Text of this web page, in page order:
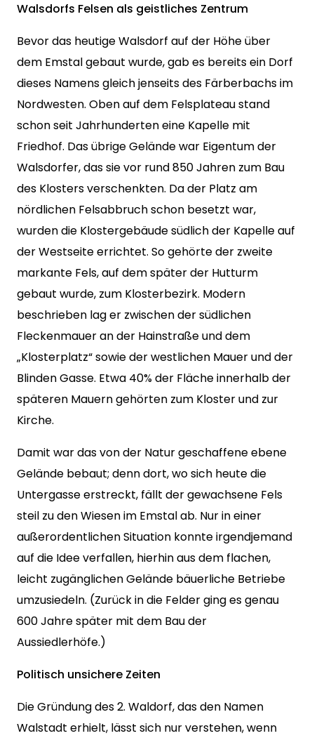
Walsdorfs Felsen als geistliches Zentrum
Bevor das heutige Walsdorf auf der Höhe über
dem Emstal gebaut wurde, gab es bereits ein Dorf
dieses Namens gleich jenseits des Färberbachs im
Nordwesten. Oben auf dem Felsplateau stand
schon seit Jahrhunderten eine Kapelle mit
Friedhof. Das übrige Gelände war Eigentum der
Walsdorfer, das sie vor rund 850 Jahren zum Bau
des Klosters verschenkten. Da der Platz am
nördlichen Felsabbruch schon besetzt war,
wurden die Klostergebäude südlich der Kapelle auf
der Westseite errichtet. So gehörte der zweite
markante Fels, auf dem später der Hutturm
gebaut wurde, zum Klosterbezirk. Modern
beschrieben lag er zwischen der südlichen
Fleckenmauer an der Hainstraße und dem
„Klosterplatz“ sowie der westlichen Mauer und der
Blinden Gasse. Etwa 40% der Fläche innerhalb der
späteren Mauern gehörten zum Kloster und zur
Kirche.
Damit war das von der Natur geschaffene ebene
Gelände bebaut; denn dort, wo sich heute die
Untergasse erstreckt, fällt der gewachsene Fels
steil zu den Wiesen im Emstal ab. Nur in einer
außerordentlichen Situation konnte irgendjemand
auf die Idee verfallen, hierhin aus dem flachen,
leicht zugänglichen Gelände bäuerliche Betriebe
umzusiedeln. (Zurück in die Felder ging es genau
600 Jahre später mit dem Bau der
Aussiedlerhöfe.)
Politisch unsichere Zeiten
Die Gründung des 2. Waldorf, das den Namen
Walstadt erhielt, lässt sich nur verstehen, wenn